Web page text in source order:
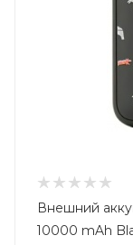
Внешний
10000 mAh